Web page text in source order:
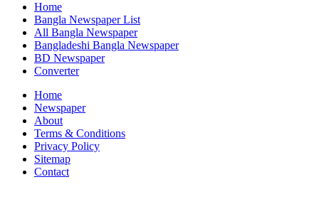
Home
Bangla Newspaper List
All Bangla Newspaper
Bangladeshi Bangla Newspaper
BD Newspaper
Converter
Home
Newspaper
About
Terms & Conditions
Privacy Policy
Sitemap
Contact